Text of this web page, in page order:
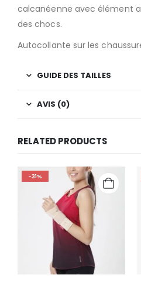
calcanéenne avec élément
des chocs.
Autocollante sur les
GUIDE DES TAILLES
AVIS (0)
RELATED PRODUCTS
-31%